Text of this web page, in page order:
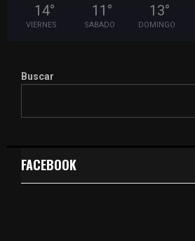
14°
VIERNES
11 °
SABADO
13°
DOMINGO
Buscar
FACEBOOK